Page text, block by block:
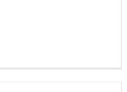
sich jeweils ein
finnische, mit Holz
Tischtennisplatten,